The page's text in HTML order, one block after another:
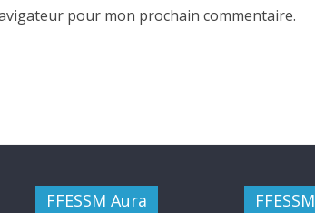
pour mon prochain commentaire.
FFESSM Aura FFESSM